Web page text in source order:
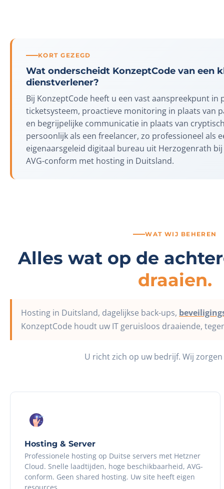
KORT GEZEGD
Wat onderscheidt KonzeptCode van een
dienstverlener?
Bij KonzeptCode heeft u een vast aanspreekpunt in
ticketsysteem, proactieve monitoring in plaats van
en begrijpelijke communicatie in plaats van
persoonlijk als een freelancer, zo professioneel als
eigenaarsgeleid digitaal bureau uit Herzogenrath
AVG-conform met hosting in Duitsland.
WAT WIJ BEHEREN
Alles wat op de
draaien.
Hosting in Duitsland, dagelijkse back-ups,
KonzeptCode houdt uw IT geruisloos draaiende,
U richt zich op uw bedrijf. Wij
Hosting & Server
Professionele hosting op Duitse servers met Hetzner
Cloud. Snelle laadtijden, hoge beschikbaarheid, AVG-
conform. Geen shared hosting. Uw site heeft eigen